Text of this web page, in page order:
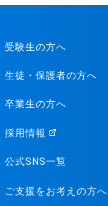
受験生の方へ
生徒・保護者の方へ
卒業生の方へ
採用情報
公式SNS一覧
ご支援をお考えの方へ